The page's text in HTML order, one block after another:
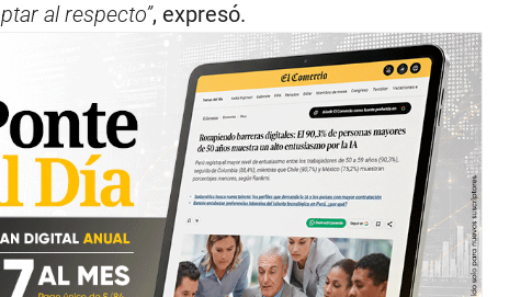
al respecto”, expresó.